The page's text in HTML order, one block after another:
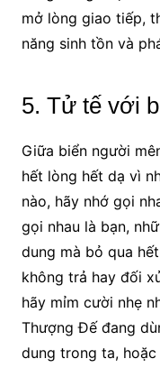
mở lòng giao tiếp,
năng sinh tồn và
5. Tử tế với
Giữa biển người
hết lòng hết dạ vì
nào, hãy nhớ gọi
gọi nhau là bạn,
dung mà bỏ qua
không trả hay đối
hãy mỉm cười nhẹ
Thượng Đế đang
dung trong ta,